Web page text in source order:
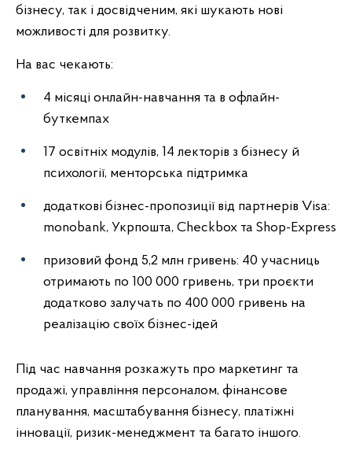
бізнесу, так і досвідченим, які шукають нові
можливості для розвитку.
На вас чекають:
4 місяці онлайн-навчання та в офлайн-
буткемпах
17 освітніх модулів, 14 лекторів з бізнесу й
психології, менторська підтримка
додаткові бізнес-пропозиції від партнерів Visa:
monobank, Укрпошта, Checkbox та Shop-Express
призовий фонд 5,2 млн гривень: 40 учасниць
отримають по 100 000 гривень, три проєкти
додатково залучать по 400 000 гривень на
реалізацію своїх бізнес-ідей
Під час навчання розкажуть про маркетинг та
продажі, управління персоналом, фінансове
планування, масштабування бізнесу, платіжні
інновації, ризик-менеджмент та багато іншого.